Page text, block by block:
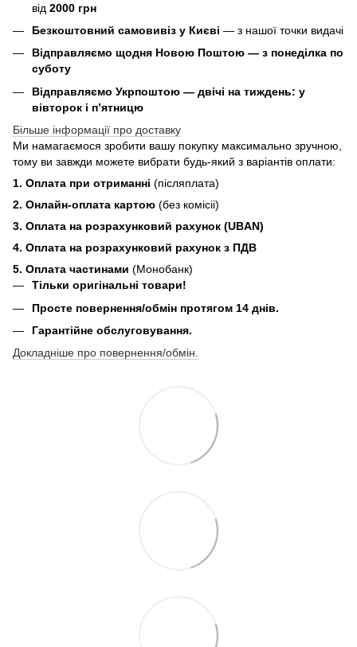
від 2000 грн
Безкоштовний самовивіз у Києві — з нашої точки видачі
Відправляємо щодня Новою Поштою — з понеділка по
суботу
Відправляємо Укрпоштою — двічі на тиждень: у
вівторок і п’ятницю
Більше інформації про доставку
Ми намагаємося зробити вашу покупку максимально зручною,
тому ви завжди можете вибрати будь-який з варіантів оплати:
1. Оплата при отриманні (післяплата)
2. Онлайн-оплата картою (без комісіі)
3. Оплата на розрахунковий рахунок (UBAN)
4. Оплата на розрахунковий рахунок з ПДВ
5. Оплата частинами (Монобанк)
Тільки оригінальні товари!
Просте повернення/обмін протягом 14 днів.
Гарантійне обслуговування.
Докладніше про повернення/обмін.